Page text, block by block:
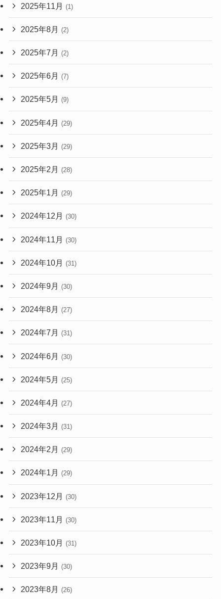
2025年11月 (1)
2025年8月 (2)
2025年7月 (2)
2025年6月 (7)
2025年5月 (9)
2025年4月 (29)
2025年3月 (29)
2025年2月 (28)
2025年1月 (29)
2024年12月 (30)
2024年11月 (30)
2024年10月 (31)
2024年9月 (30)
2024年8月 (27)
2024年7月 (31)
2024年6月 (30)
2024年5月 (25)
2024年4月 (27)
2024年3月 (31)
2024年2月 (29)
2024年1月 (29)
2023年12月 (30)
2023年11月 (30)
2023年10月 (31)
2023年9月 (30)
2023年8月 (26)